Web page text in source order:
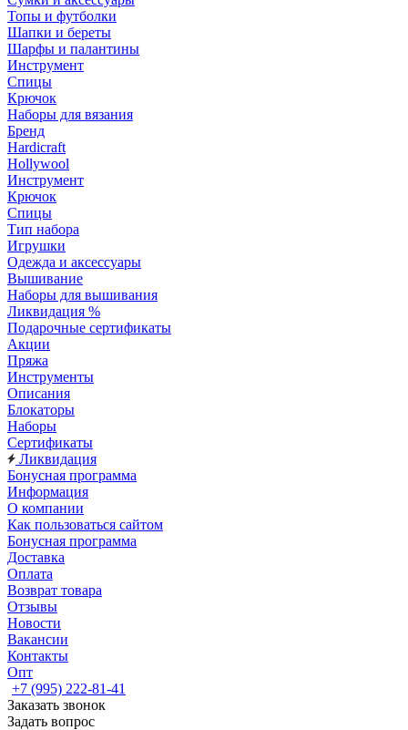
Топы и футболки
Шапки и береты
Шарфы и палантины
Инструмент
Спицы
Крючок
Наборы для вязания
Бренд
Hardicraft
Hollywool
Инструмент
Крючок
Спицы
Тип набора
Игрушки
Одежда и аксессуары
Вышивание
Наборы для вышивания
Ликвидация %
Подарочные сертификаты
Акции
Пряжа
Инструменты
Описания
Блокаторы
Наборы
Сертификаты
Ликвидация
Бонусная программа
Информация
О компании
Как пользоваться сайтом
Бонусная программа
Доставка
Оплата
Возврат товара
Отзывы
Новости
Вакансии
Контакты
Опт
+7 (995) 222-81-41
Заказать звонок
Задать вопрос